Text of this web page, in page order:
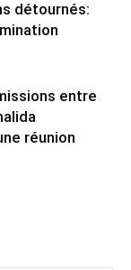
détournés:
entre
réunion